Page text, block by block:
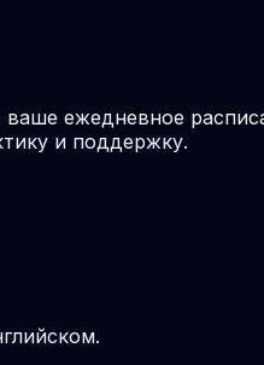
ежедневное
и поддержку.